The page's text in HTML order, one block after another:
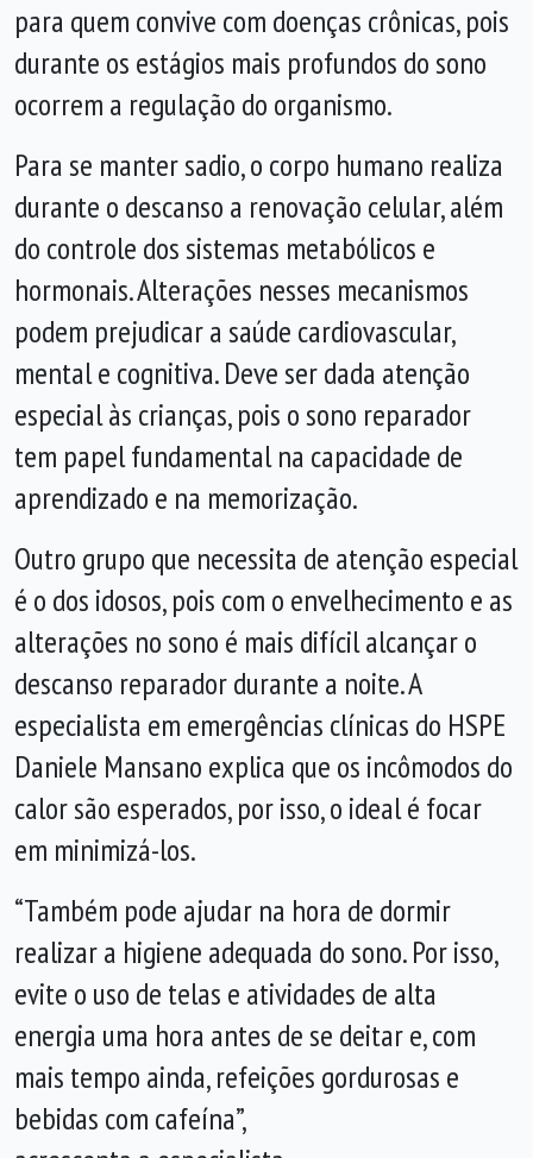
para quem convive com doenças crônicas, pois
durante os estágios mais profundos do sono
ocorrem a regulação do organismo.
Para se manter sadio, o corpo humano realiza
durante o descanso a renovação celular, além
do controle dos sistemas metabólicos e
hormonais. Alterações nesses mecanismos
podem prejudicar a saúde cardiovascular,
mental e cognitiva. Deve ser dada atenção
especial às crianças, pois o sono reparador
tem papel fundamental na capacidade de
aprendizado e na memorização.
Outro grupo que necessita de atenção especial
é o dos idosos, pois com o envelhecimento e as
alterações no sono é mais difícil alcançar o
descanso reparador durante a noite. A
especialista em emergências clínicas do HSPE
Daniele Mansano explica que os incômodos do
calor são esperados, por isso, o ideal é focar
em minimizá-los.
“Também pode ajudar na hora de dormir
realizar a higiene adequada do sono. Por isso,
evite o uso de telas e atividades de alta
energia uma hora antes de se deitar e, com
mais tempo ainda, refeições gordurosas e
bebidas com cafeína”,